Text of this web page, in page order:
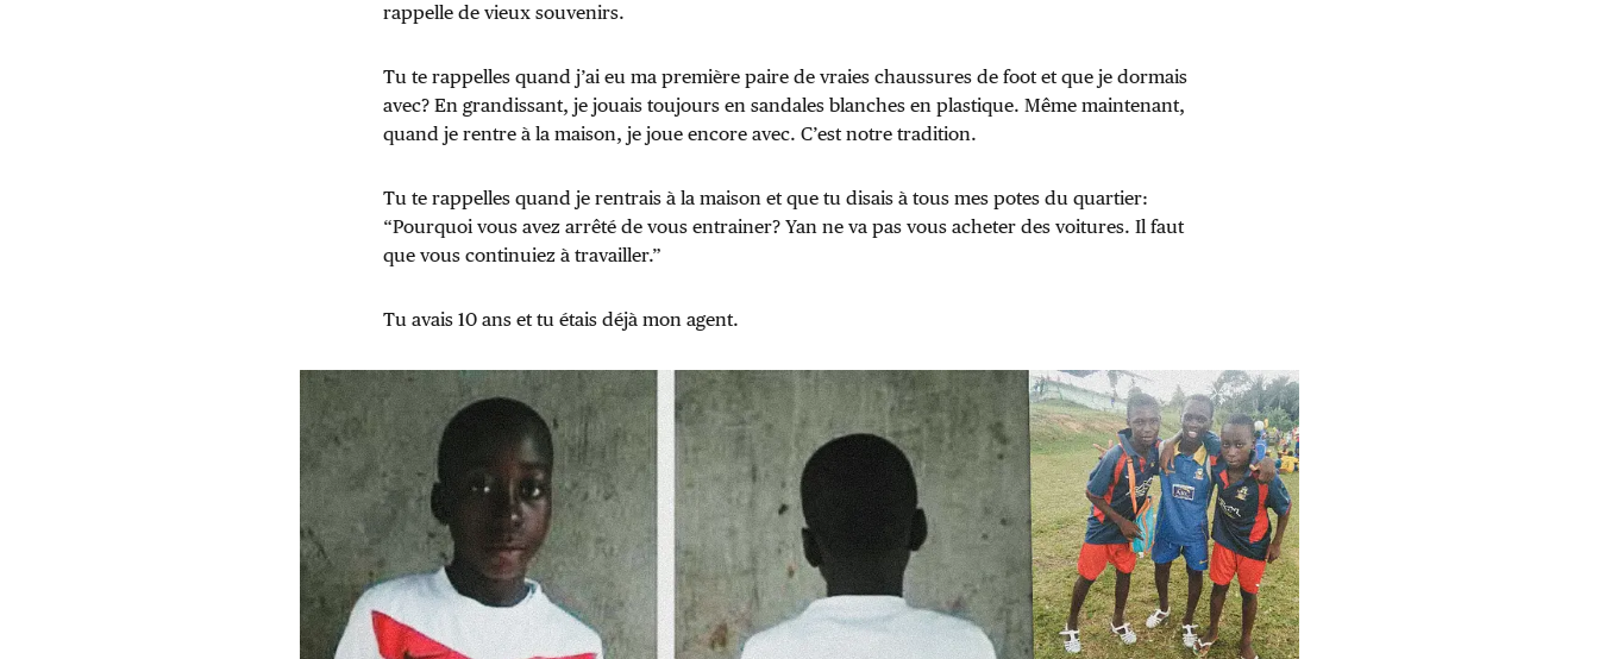
rappelle de vieux souvenirs.
Tu te rappelles quand j’ai eu ma première paire de vraies chaussures de foot et que je dormais
avec? En grandissant, je jouais toujours en sandales blanches en plastique. Même maintenant,
quand je rentre à la maison, je joue encore avec. C’est notre tradition.
Tu te rappelles quand je rentrais à la maison et que tu disais à tous mes potes du quartier:
“Pourquoi vous avez arrêté de vous entrainer? Yan ne va pas vous acheter des voitures. Il faut
que vous continuiez à travailler.”
Tu avais 10 ans et tu étais déjà mon agent.